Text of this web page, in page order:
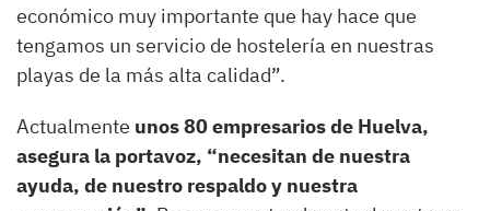
económico muy importante que hay hace que
tengamos un servicio de hostelería en nuestras
playas de la más alta calidad”.
Actualmente unos 80 empresarios de Huelva,
asegura la portavoz, “necesitan de nuestra
ayuda, de nuestro respaldo y nuestra